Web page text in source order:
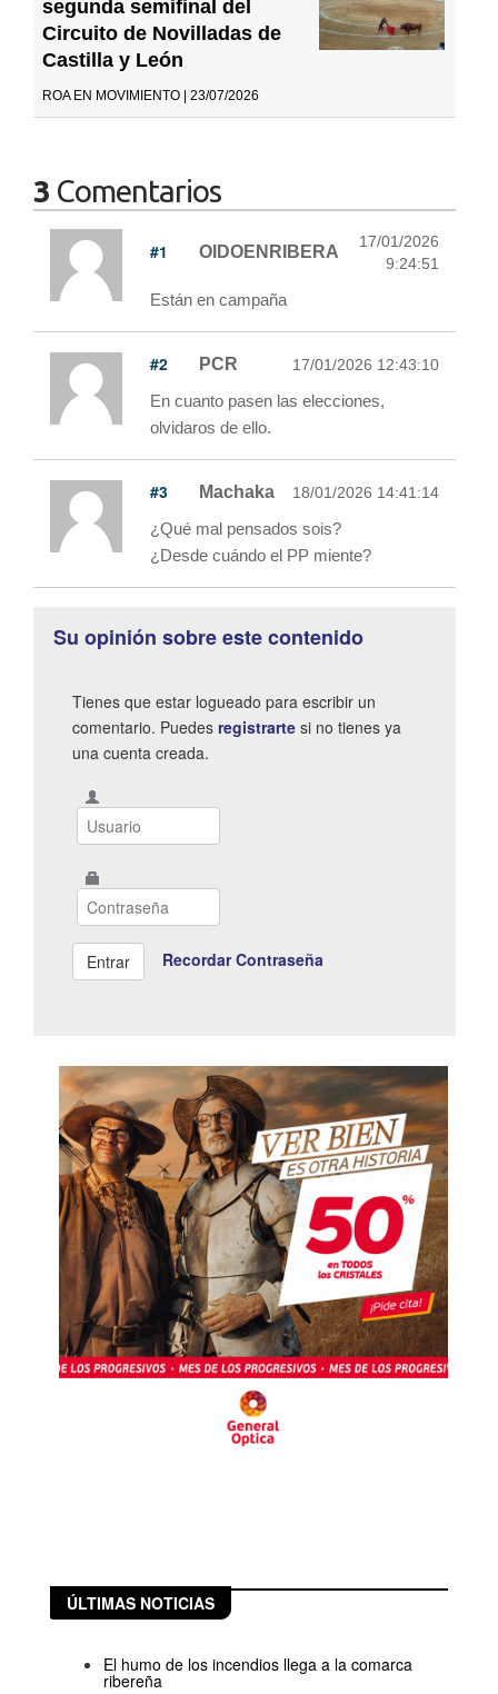
segunda semifinal del
Circuito de Novilladas de
Castilla y León
ROA EN MOVIMIENTO | 23/07/2026
3 Comentarios
#1 OIDOENRIBERA
17/01/2026
9:24:51
Están en campaña
#2 PCR 17/01/2026 12:43:10
En cuanto pasen las elecciones,
olvidaros de ello.
#3 Machaka 18/01/2026 14:41:14
¿Qué mal pensados sois?
¿Desde cuándo el PP miente?
Su opinión sobre este contenido
Tienes que estar logueado para escribir un
comentario. Puedes registrarte si no tienes ya
una cuenta creada.
Recordar Contraseña
ÚLTIMAS NOTICIAS
El humo de los incendios llega a la comarca
ribereña